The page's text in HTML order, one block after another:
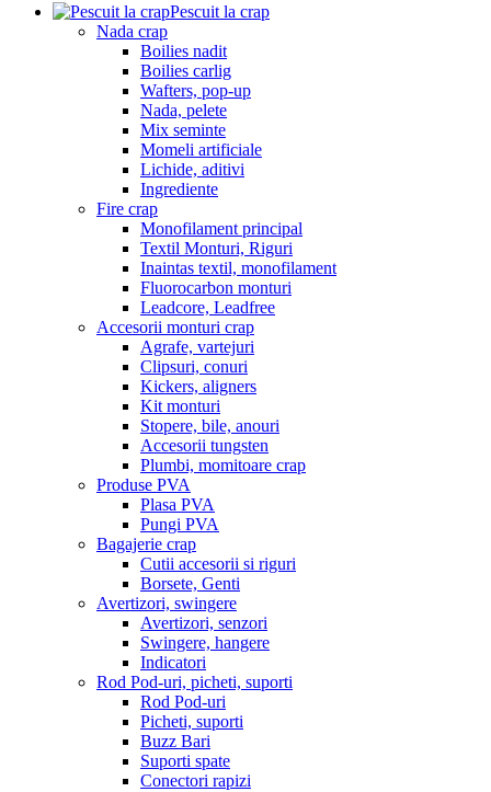
Pescuit la crap
Nada crap
Boilies nadit
Boilies carlig
Wafters, pop-up
Nada, pelete
Mix seminte
Momeli artificiale
Lichide, aditivi
Ingrediente
Fire crap
Monofilament principal
Textil Monturi, Riguri
Inaintas textil, monofilament
Fluorocarbon monturi
Leadcore, Leadfree
Accesorii monturi crap
Agrafe, vartejuri
Clipsuri, conuri
Kickers, aligners
Kit monturi
Stopere, bile, anouri
Accesorii tungsten
Plumbi, momitoare crap
Produse PVA
Plasa PVA
Pungi PVA
Bagajerie crap
Cutii accesorii si riguri
Borsete, Genti
Avertizori, swingere
Avertizori, senzori
Swingere, hangere
Indicatori
Rod Pod-uri, picheti, suporti
Rod Pod-uri
Picheti, suporti
Buzz Bari
Suporti spate
Conectori rapizi